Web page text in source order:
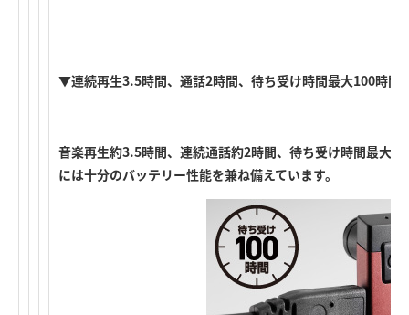
▼連続再生3.5時間、通話2時間、待ち受け時間最大100時間
音楽再生約3.5時間、連続通話約2時間、待ち受け時間最大
には十分のバッテリー性能を兼ね備えています。